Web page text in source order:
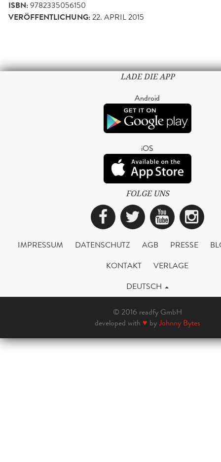
ISBN:9782335056150
VERÖFFENTLICHUNG:22. APRIL 2015
LADE DIE APP
Android
iOS
FOLGE UNS
Facebook
Twitter
IMPRESSUM DATENSCHUTZ AGB PRESSE
KONTAKT
VERLAGE
DEUTSCH
© 2016 readfy GmbH
developed with ♥ byJohnny Bytes